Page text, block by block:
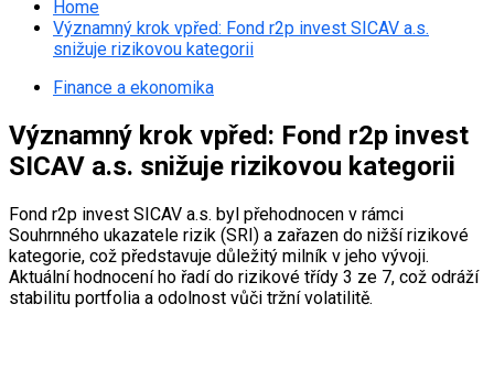
Home
Významný krok vpřed: Fond r2p invest SICAV a.s.
snižuje rizikovou kategorii
Finance a ekonomika
Významný krok vpřed: Fond r2p invest
SICAV a.s. snižuje rizikovou kategorii
Fond r2p invest SICAV a.s. byl přehodnocen v rámci
Souhrnného ukazatele rizik (SRI) a zařazen do nižší rizikové
kategorie, což představuje důležitý milník v jeho vývoji.
Aktuální hodnocení ho řadí do rizikové třídy 3 ze 7, což odráží
stabilitu portfolia a odolnost vůči tržní volatilitě.